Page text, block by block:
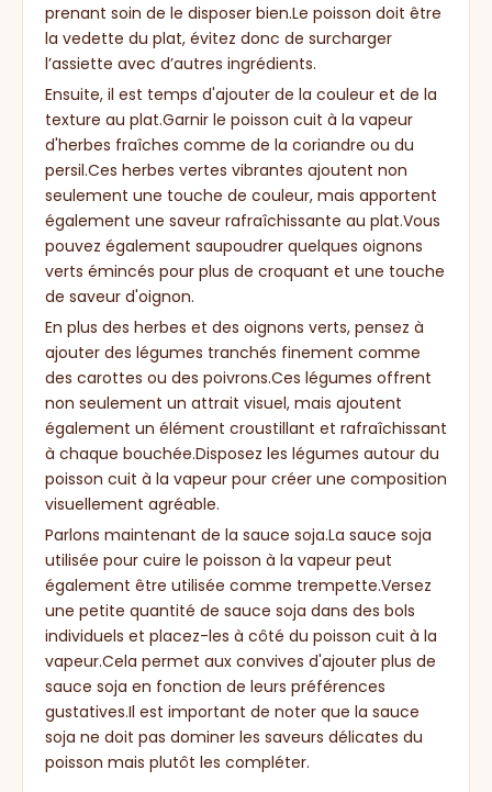
prenant soin de le disposer bien.Le poisson doit être
la vedette du plat, évitez donc de surcharger
l’assiette avec d’autres ingrédients.
Ensuite, il est temps d'ajouter de la couleur et de la
texture au plat.Garnir le poisson cuit à la vapeur
d'herbes fraîches comme de la coriandre ou du
persil.Ces herbes vertes vibrantes ajoutent non
seulement une touche de couleur, mais apportent
également une saveur rafraîchissante au plat.Vous
pouvez également saupoudrer quelques oignons
verts émincés pour plus de croquant et une touche
de saveur d'oignon.
En plus des herbes et des oignons verts, pensez à
ajouter des légumes tranchés finement comme
des carottes ou des poivrons.Ces légumes offrent
non seulement un attrait visuel, mais ajoutent
également un élément croustillant et rafraîchissant
à chaque bouchée.Disposez les légumes autour du
poisson cuit à la vapeur pour créer une composition
visuellement agréable.
Parlons maintenant de la sauce soja.La sauce soja
utilisée pour cuire le poisson à la vapeur peut
également être utilisée comme trempette.Versez
une petite quantité de sauce soja dans des bols
individuels et placez-les à côté du poisson cuit à la
vapeur.Cela permet aux convives d'ajouter plus de
sauce soja en fonction de leurs préférences
gustatives.Il est important de noter que la sauce
soja ne doit pas dominer les saveurs délicates du
poisson mais plutôt les compléter.